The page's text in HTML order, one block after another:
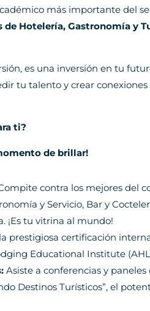
más importante del
de Hotelería, Gastronomía y
es una inversión en tu
tu talento y crear
ti?
de brillar!
contra los mejores del
y Servicio, Bar y
¡Es tu vitrina al mundo!
prestigiosa certificación
Educational Institute
Asiste a conferencias y
Destinos Turísticos”, el